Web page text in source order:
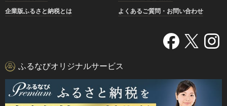
企業版ふるさと納税とは
よくあるご質問・お問い合わせ
ふるなびオリジナルサービス